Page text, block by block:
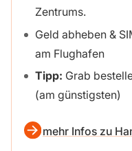
Zentrums.
Geld abheben &
am Flughafen
Tipp: Grab
(am günstigsten)
mehr Infos zu